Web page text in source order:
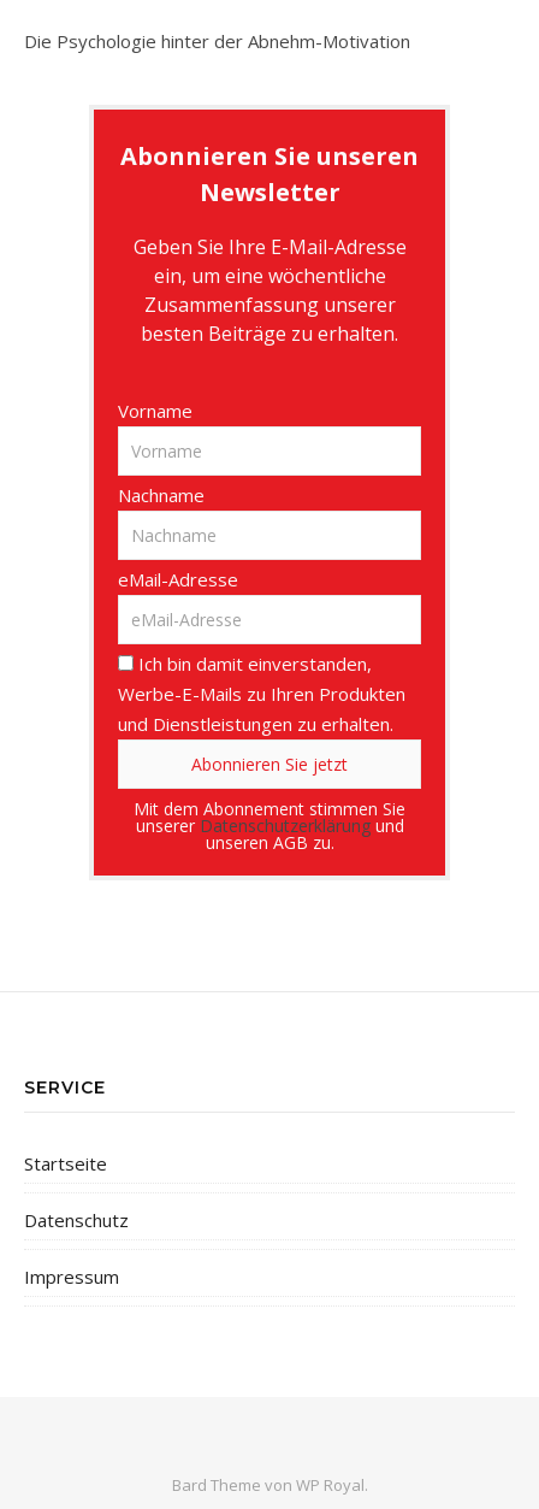
Die Psychologie hinter der Abnehm-Motivation
Abonnieren Sie unseren
Newsletter
Geben Sie Ihre E-Mail-Adresse
ein, um eine wöchentliche
Zusammenfassung unserer
besten Beiträge zu erhalten.
Vorname
Nachname
eMail-Adresse
Ich bin damit einverstanden,
Werbe-E-Mails zu Ihren Produkten
und Dienstleistungen zu erhalten.
Mit dem Abonnement stimmen Sie
unserer Datenschutzerklärungund
unseren AGB zu.
SERVICE
Startseite
Datenschutz
Impressum
Bard Theme von WP Royal.